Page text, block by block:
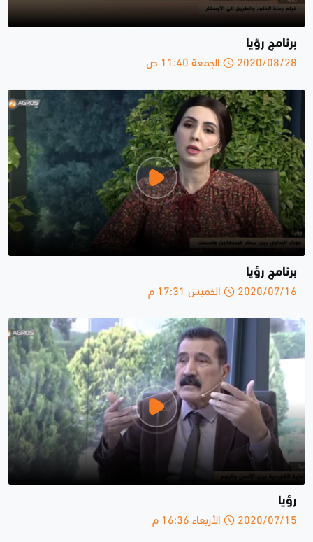
برنامج رؤيا
2020/08/28 الجمعة 11:40 ص
برنامج رؤيا
2020/07/16 الخميس 17:31 م
رؤيا
2020/07/15 الأربعاء 16:36 م